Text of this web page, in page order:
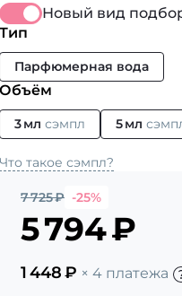
Новый вид
Тип
Парфюмерная вода
Объём
3 мл сэмпл 5 мл
Что такое сэмпл?
7 725₽ -25%
5 794₽
1 448₽ × 4 платежа